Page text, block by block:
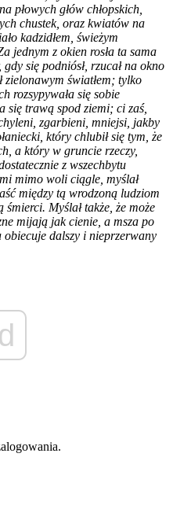
płowych głów chłopskich,
chustek, oraz kwiatów na
kadzidłem, świeżym
jednym z okien rosła ta sama
się podniósł, rzucał na okno
zielonawym światłem; tylko
rozsypywała się sobie
się trawą spod ziemi; ci zaś,
zgarbieni, mniejsi, jakby
który chlubił się tym, że
a który w gruncie rzeczy,
z wszechbytu
mimo woli ciągle, myślał
między tą wrodzoną ludziom
Myślał także, że może
mijają jak cienie, a msza po
dalszy i nieprzerwany